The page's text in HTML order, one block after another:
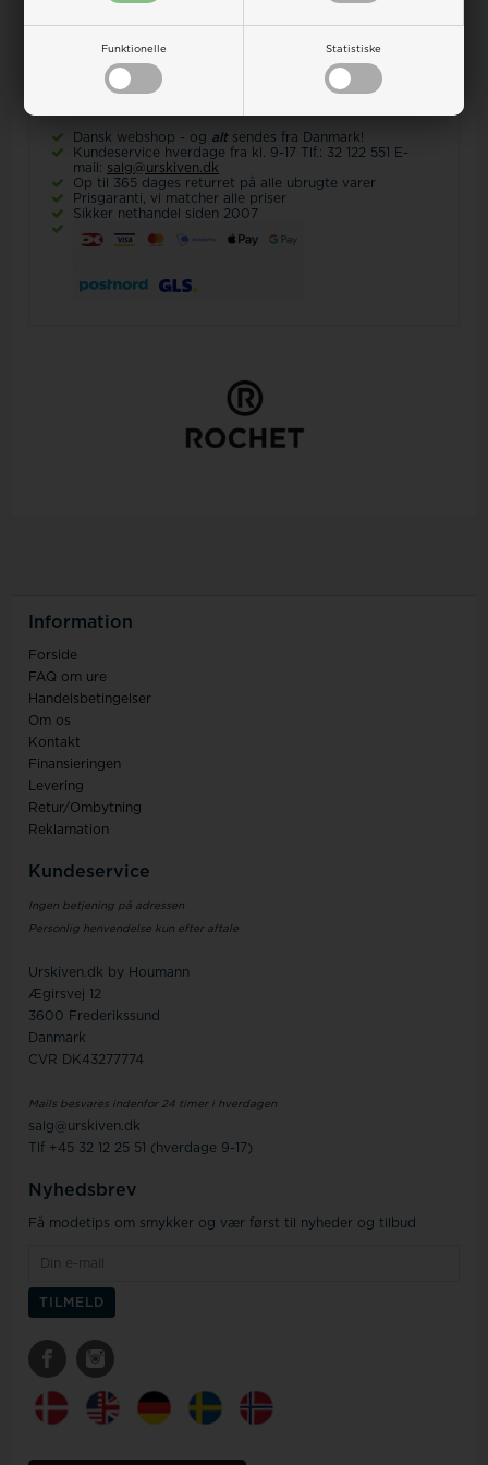
Funktionelle Statistiske
Ur-guide
Dansk webshop - og alt sendes fra Danmark!
Kundeservice hverdage fra kl. 9-17 Tlf.: 32 122 551 E-
mail: salg@urskiven.dk
Op til 365 dages returret på alle ubrugte varer
Prisgaranti, vi matcher alle priser
Sikker nethandel siden 2007
Information
Forside
FAQ om ure
Handelsbetingelser
Om os
Kontakt
Finansieringen
Levering
Retur/Ombytning
Reklamation
Kundeservice
Ingen betjening på adressen
Personlig henvendelse kun efter aftale
Urskiven.dk by Houmann
Ægirsvej 12
3600 Frederikssund
Danmark
CVR DK43277774
Mails besvares indenfor 24 timer i hverdagen
salg@urskiven.dk
Tlf +45 32 12 25 51 (hverdage 9-17)
Nyhedsbrev
Få modetips om smykker og vær først til nyheder og tilbud